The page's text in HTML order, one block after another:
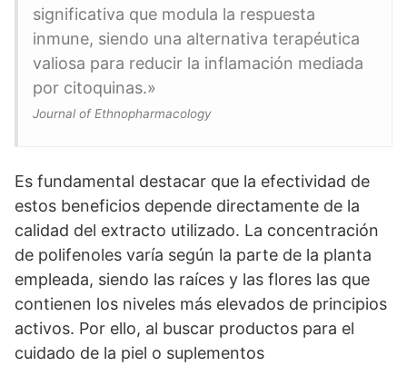
significativa que modula la respuesta
inmune, siendo una alternativa terapéutica
valiosa para reducir la inflamación mediada
por citoquinas.»
Journal of Ethnopharmacology
Es fundamental destacar que la efectividad de
estos beneficios depende directamente de la
calidad del extracto utilizado. La concentración
de polifenoles varía según la parte de la planta
empleada, siendo las raíces y las flores las que
contienen los niveles más elevados de principios
activos. Por ello, al buscar productos para el
cuidado de la piel o suplementos